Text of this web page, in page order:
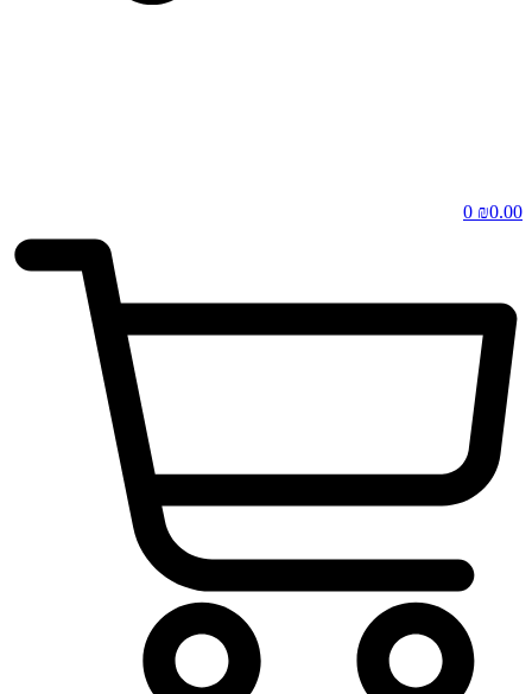
₪0.00
0